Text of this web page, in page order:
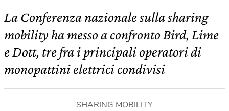
La Conferenza nazionale sulla sharing
mobility ha messo a confronto Bird, Lime
e Dott, tre fra i principali operatori di
monopattini elettrici condivisi
SHARING MOBILITY